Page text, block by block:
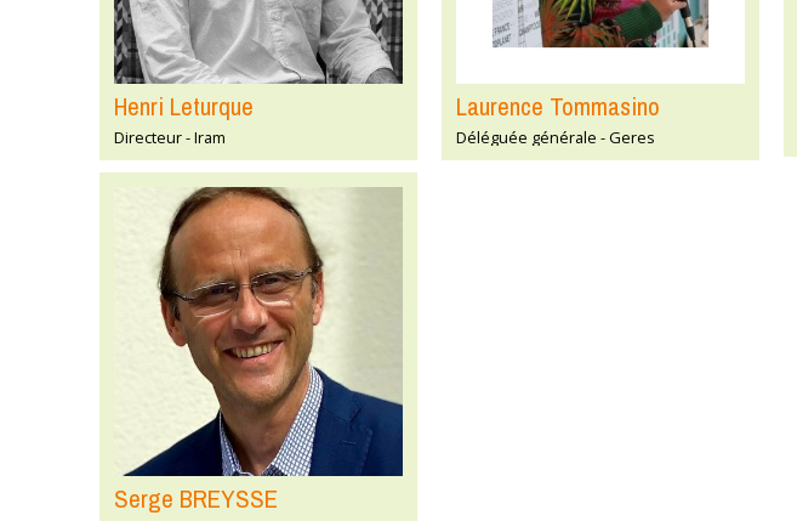
Henri Leturque
Directeur - Iram
Laurence Tommasino
Déléguée générale - Geres
Serge BREYSSE